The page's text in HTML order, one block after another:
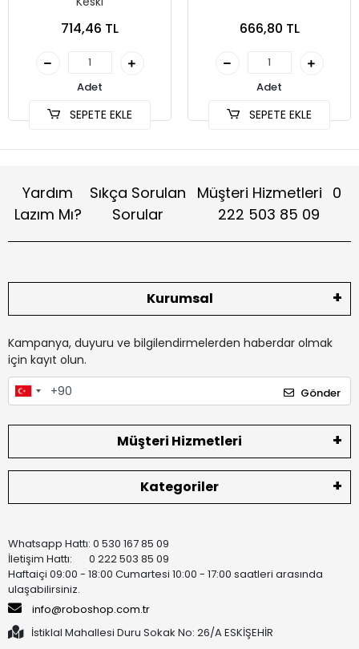
714,46 TL
Adet
SEPETE EKLE
666,80 TL
Adet
SEPETE EKLE
Yardım
Lazım Mı?
Sıkça Sorulan
Sorular
Müşteri Hizmetleri 0
222 503 85 09
Kurumsal
Kampanya, duyuru ve bilgilendirmelerden haberdar olmak
için kayıt olun.
Gönder
Müşteri Hizmetleri
Kategoriler
Whatsapp Hattı: 0 530 167 85 09
İletişim Hattı: 0 222 503 85 09
Haftaiçi 09:00 - 18:00 Cumartesi 10:00 - 17:00 saatleri arasında
ulaşabilirsiniz.
info@roboshop.com.tr
İstiklal Mahallesi Duru Sokak No: 26/A ESKİŞEHİR